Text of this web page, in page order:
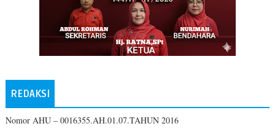
REDAKSI
Nomor AHU – 0016355.AH.01.07.TAHUN 2016